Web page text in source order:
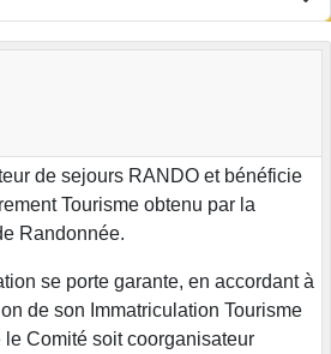
de sejours RANDO et bénéficie
Tourisme obtenu par la
Randonnée.
se porte garante, en accordant à
de son Immatriculation Tourisme
le Comité soit coorganisateur